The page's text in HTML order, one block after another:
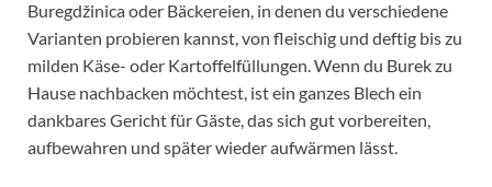
Buregdžinica oder Bäckereien, in denen du verschiedene
Varianten probieren kannst, von fleischig und deftig bis zu
milden Käse- oder Kartoffelfüllungen. Wenn du Burek zu
Hause nachbacken möchtest, ist ein ganzes Blech ein
dankbares Gericht für Gäste, das sich gut vorbereiten,
aufbewahren und später wieder aufwärmen lässt.